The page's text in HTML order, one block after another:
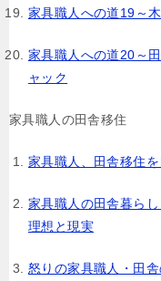
家具職人への道19～
家具職人への道20～
ャック
家具職人の田舎移住
家具職人、田舎移住
家具職人の田舎暮ら
理想と現実
怒りの家具職人・田